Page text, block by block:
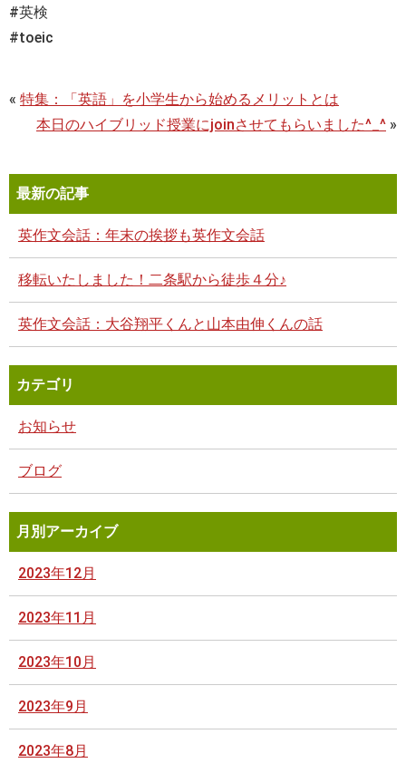
#英検
#toeic
« 特集：「英語」を小学生から始めるメリットとは
本日のハイブリッド授業にjoinさせてもらいました^_^ »
最新の記事
英作文会話：年末の挨拶も英作文会話
移転いたしました！二条駅から徒歩４分♪
英作文会話：大谷翔平くんと山本由伸くんの話
カテゴリ
お知らせ
ブログ
月別アーカイブ
2023年12月
2023年11月
2023年10月
2023年9月
2023年8月